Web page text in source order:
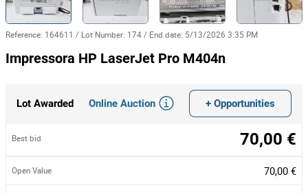
Reference: 164611 / Lot Number: 174 / End date: 5/13/2026 3:35 PM
Impressora HP LaserJet Pro M404n
Lot Awarded Online Auction + Opportunities
Best bid 70,00 €
Open Value 70,00 €